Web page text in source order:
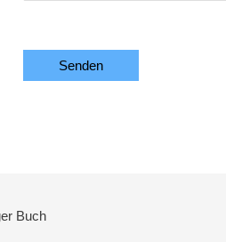
Bitte lasse dieses Feld leer.
Buch